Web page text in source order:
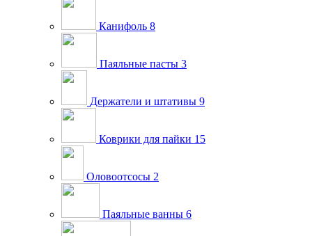
Канифоль 8
Паяльные пасты 3
Держатели и штативы 9
Коврики для пайки 15
Оловоотсосы 2
Паяльные ванны 6